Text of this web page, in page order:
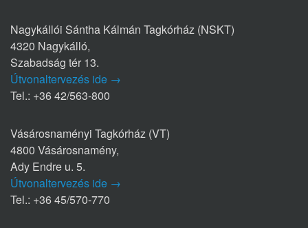
Nagykállói Sántha Kálmán Tagkórház (NSKT)
4320 Nagykálló,
Szabadság tér 13.
Útvonaltervezés ide →
Tel.: +36 42/563-800
Vásárosnaményi Tagkórház (VT)
4800 Vásárosnamény,
Ady Endre u. 5.
Útvonaltervezés ide →
Tel.: +36 45/570-770